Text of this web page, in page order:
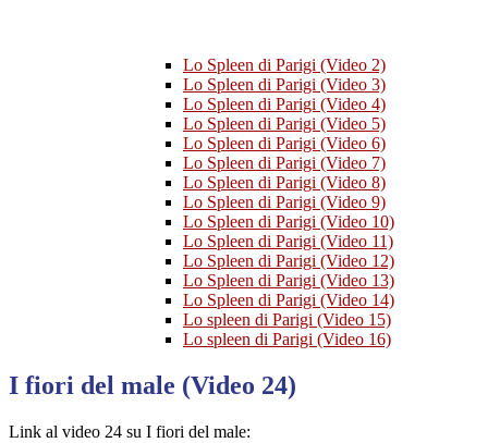
Lo Spleen di Parigi (Video 2)
Lo Spleen di Parigi (Video 3)
Lo Spleen di Parigi (Video 4)
Lo Spleen di Parigi (Video 5)
Lo Spleen di Parigi (Video 6)
Lo Spleen di Parigi (Video 7)
Lo Spleen di Parigi (Video 8)
Lo Spleen di Parigi (Video 9)
Lo Spleen di Parigi (Video 10)
Lo Spleen di Parigi (Video 11)
Lo Spleen di Parigi (Video 12)
Lo Spleen di Parigi (Video 13)
Lo Spleen di Parigi (Video 14)
Lo spleen di Parigi (Video 15)
Lo spleen di Parigi (Video 16)
I fiori del male (Video 24)
Link al video 24 su I fiori del male: